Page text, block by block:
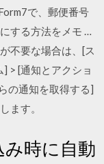
で、郵便番号
する方法をメモ …
不要な場合は、[ス
> [通知とアクショ
の通知を取得する]
ます。
時に自動